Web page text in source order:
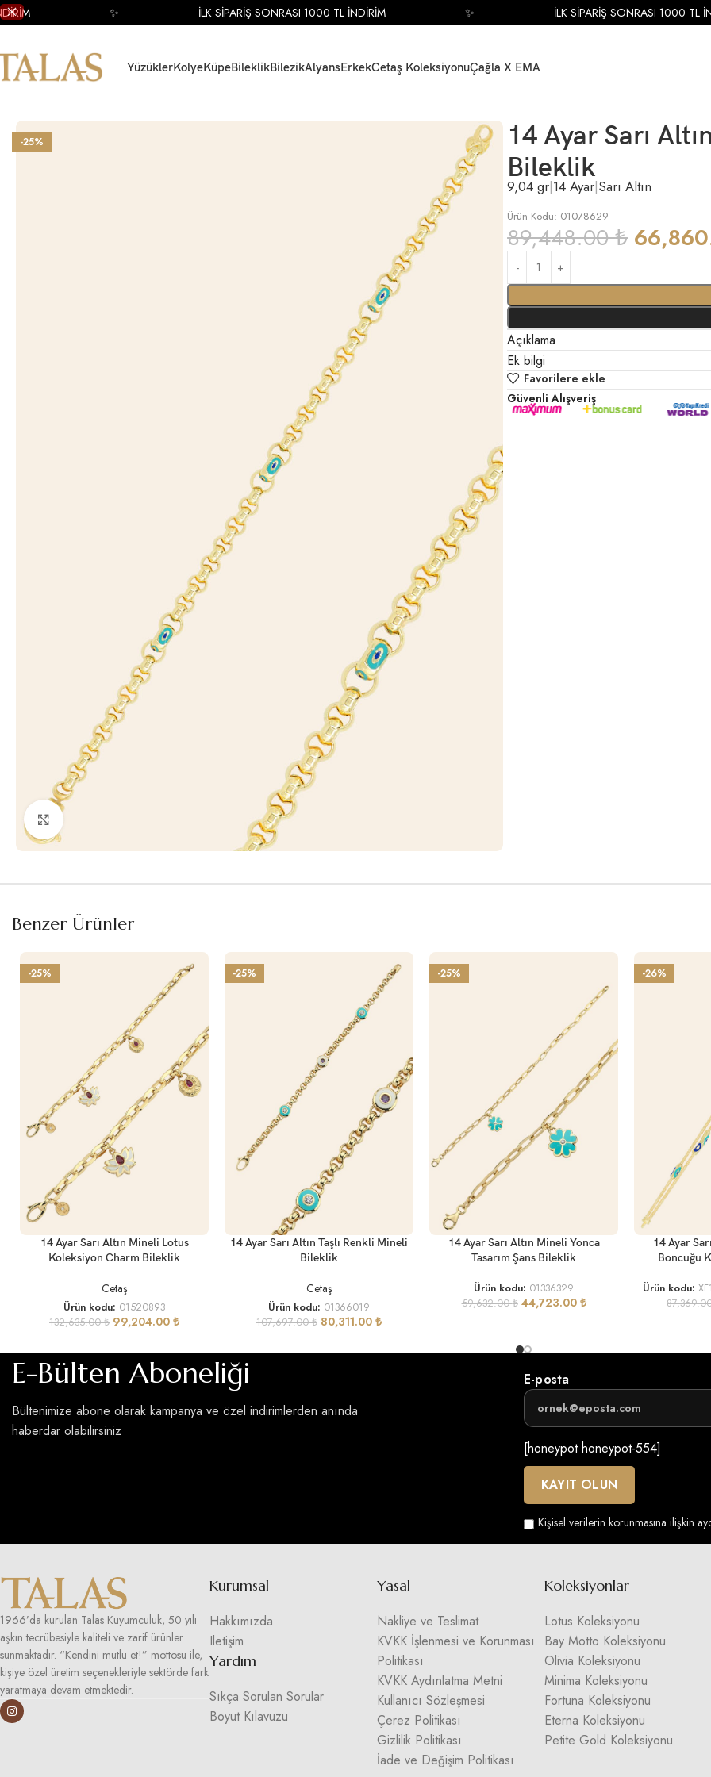
YüzüklerKolyeKüpeBileklikBilezikAlyansErkekCetaş KoleksiyonuÇağla X EMA
-25%
14 Ayar Sarı
Bileklik
9,04 gr|14 Ayar|Sarı Altın
Ürün Kodu: 01078629
89,448.00₺
Açıklama
Ek bilgi
Favorilere ekle
Güvenli Alışveriş
Benzer Ürünler
-25%
SEPETE EKLE
14 Ayar Sarı Altın Mineli Lotus
Koleksiyon Charm Bileklik
Cetaş
Ürün kodu: 01520893
132,635.00₺ 99,204.00 ₺
-25%
SEPETE EKLE
14 Ayar Sarı Altın Taşlı Renkli Mineli
Bileklik
Cetaş
Ürün kodu: 01366019
107,697.00₺ 80,311.00 ₺
-25%
SEPETE EKLE
14 Ayar Sarı Altın Mineli Yonca
Tasarım Şans Bileklik
Ürün kodu: 01336329
59,632.00₺ 44,723.00 ₺
-26%
SEPETE EKLE
14 Ayar
Boncuğu
Ürün kodu:
E-Bülten Aboneliği
Bültenimize abone olarak kampanya ve özel indirimlerden anında
haberdar olabilirsiniz
E-posta
[honeypot honeypot-554]
Kişisel verilerin korunmasına ilişkin
1966’da kurulan Talas Kuyumculuk, 50 yılı
aşkın tecrübesiyle kaliteli ve zarif ürünler
sunmaktadır. “Kendini mutlu et!” mottosu ile,
kişiye özel üretim seçenekleriyle sektörde fark
yaratmaya devam etmektedir.
Kurumsal
Hakkımızda
Iletişim
Yardım
Sıkça Sorulan Sorular
Boyut Kılavuzu
Yasal
Nakliye ve Teslimat
KVKK İşlenmesi ve Korunması
Politikası
KVKK Aydınlatma Metni
Kullanıcı Sözleşmesi
Çerez Politikası
Gizlilik Politikası
İade ve Değişim Politikası
Koleksiyonlar
Lotus Koleksiyonu
Bay Motto Koleksiyonu
Olivia Koleksiyonu
Minima Koleksiyonu
Fortuna Koleksiyonu
Eterna Koleksiyonu
Petite Gold Koleksiyonu
İLK SİPARİŞ SONRASI 1000 TL İNDİRİM İLK SİPARİŞ SONRASI 1000 TL